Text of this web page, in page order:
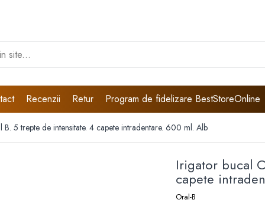
Recenzii Retur Program de fidelizare BestStoreOnline
5 trepte de intensitate. 4 capete intradentare. 600 ml. Alb
Irigator bucal
capete
Oral-B